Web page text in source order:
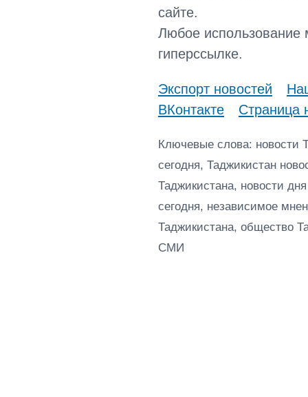
сайте.
Любое использование
гиперссылке.
Экспорт новостей
ВКонтакте
Страница
Ключевые слова: новости
сегодня, Таджикистан
Таджикистана, новости
сегодня, независимое
Таджикистана, общество
СМИ